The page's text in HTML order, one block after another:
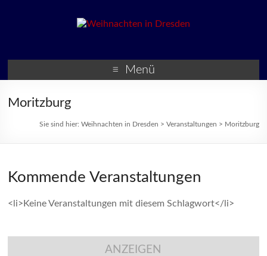
Veranstaltungen zur
Weihnachtszeit
Menü
Moritzburg
Sie sind hier: Weihnachten in Dresden > Veranstaltungen > Moritzburg
Kommende Veranstaltungen
<li>Keine Veranstaltungen mit diesem Schlagwort</li>
ANZEIGEN